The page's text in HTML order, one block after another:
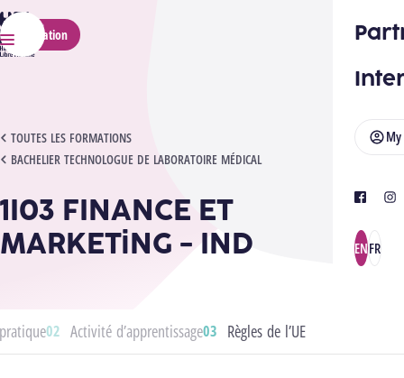
HELMo
Menu
My
facebook
ENFR
Application
TOUTES LES FORMATIONS
BACHELIER TECHNOLOGUE DE LABORATOIRE MÉDICAL
1I03 FINANCE ET MARKETING - IND
1I03 FINANCE ET
MARKETiNG - IND
Activité d’apprentissage Règles de l’UE